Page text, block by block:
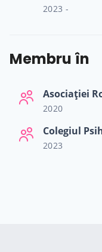
2023 -
Membru în
Asociației
2020
Colegiul
2023